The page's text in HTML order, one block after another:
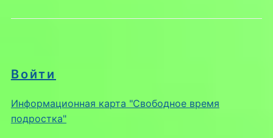
Войти
Информационная карта "Свободное время
подростка"